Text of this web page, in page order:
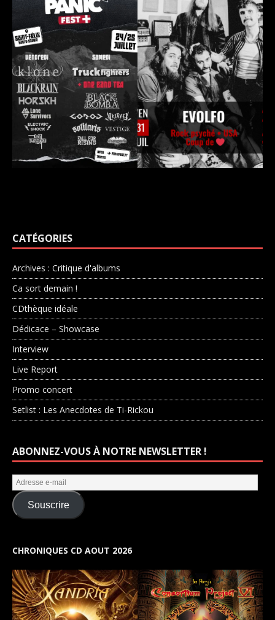
CATÉGORIES
Archives : Critique d'albums
Ca sort demain !
CDthèque idéale
Dédicace – Showcase
Interview
Live Report
Promo concert
Setlist : Les Anecdotes de Ti-Rickou
ABONNEZ-VOUS À NOTRE NEWSLETTER !
Souscrire
CHRONIQUES CD AOUT 2026